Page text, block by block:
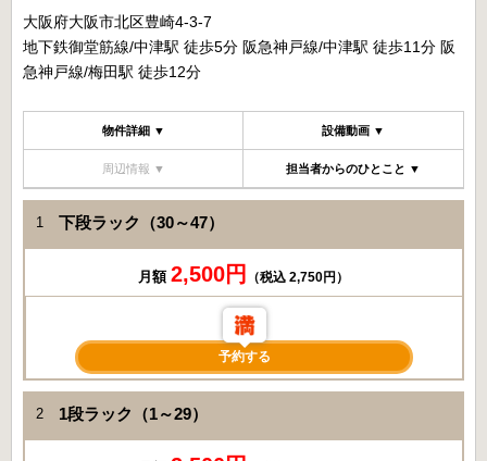
大阪府大阪市北区豊崎4-3-7
地下鉄御堂筋線/中津駅 徒歩5分 阪急神戸線/中津駅 徒歩11分 阪
急神戸線/梅田駅 徒歩12分
物件詳細 ▼ 設備動画 ▼
周辺情報 ▼ 担当者からのひとこと ▼
1 下段ラック（30～47）
月額 2,500円 （税込 2,750円）
予約する
2 1段ラック（1～29）